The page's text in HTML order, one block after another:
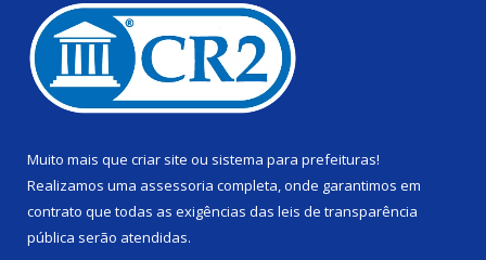
Muito mais que criar site ou sistema para prefeituras!
Realizamos uma assessoria completa, onde garantimos em
contrato que todas as exigências das leis de transparência
pública serão atendidas.